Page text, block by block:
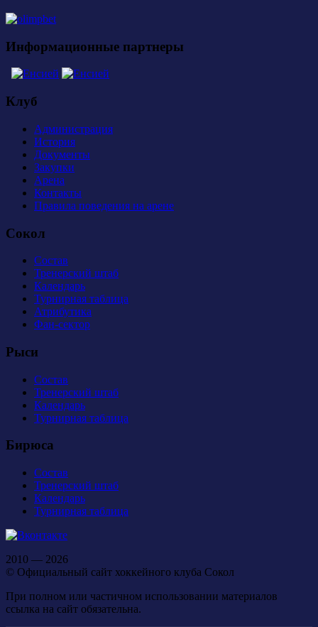
Информационные партнеры
Клуб
Администрация
История
Документы
Закупки
Арена
Контакты
Правила поведения на арене
Сокол
Состав
Тренерский штаб
Календарь
Турнирная таблица
Атрибутика
Фан-сектор
Рыси
Состав
Тренерский штаб
Календарь
Турнирная таблица
Бирюса
Состав
Тренерский штаб
Календарь
Турнирная таблица
2010 — 2026
© Официальный сайт хоккейного клуба Сокол
При полном или частичном использовании материалов
ссылка на сайт обязательна.